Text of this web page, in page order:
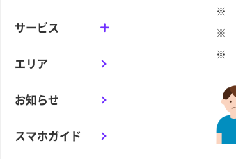
サービス
エリア
お知らせ
スマホガイド
※
※
※